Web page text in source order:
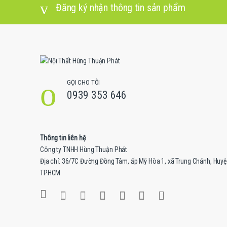
Đăng ký nhận thông tin sản phẩm
GỌI CHO TÔI
0939 353 646
Thông tin liên hệ
Công ty TNHH Hùng Thuận Phát
Địa chỉ: 36/7C Đường Đồng Tâm, ấp Mỹ Hòa 1, xã Trung Chánh,
TPHCM